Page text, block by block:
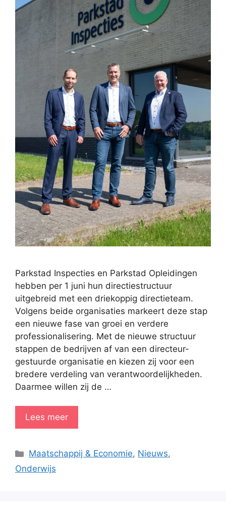
Parkstad Inspecties en Parkstad Opleidingen
hebben per 1 juni hun directiestructuur
uitgebreid met een driekoppig directieteam.
Volgens beide organisaties markeert deze stap
een nieuwe fase van groei en verdere
professionalisering. Met de nieuwe structuur
stappen de bedrijven af van een directeur-
gestuurde organisatie en kiezen zij voor een
bredere verdeling van verantwoordelijkheden.
Daarmee willen zij de …
Lees meer
Categorieën
Maatschappij & Economie, Nieuws,
Onderwijs